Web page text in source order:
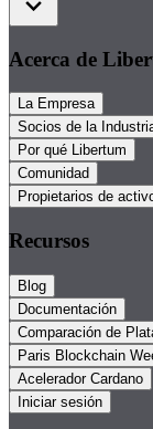
Acerca de
La Empresa
Socios de la
Por qué Libertum
Comunidad
Propietarios de
Recursos
Blog
Documentación
Comparación de
Paris Blockchain
Acelerador Cardano
Iniciar sesión